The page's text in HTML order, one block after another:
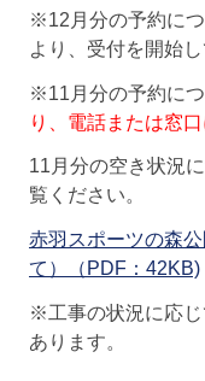
※12月分の予約に
より、受付を開始し
※11月分の予約につ
り、電話または窓
11月分の空き状況
覧ください。
赤羽スポーツの森
て）（PDF：42KB)
※工事の状況に応
あります。